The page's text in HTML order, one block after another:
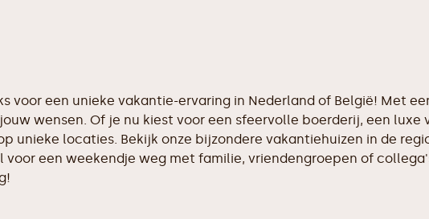
voor een unieke vakantie-ervaring in Nederland of België! Met
wensen. Of je nu kiest voor een sfeervolle boerderij, een luxe
unieke locaties. Bekijk onze bijzondere vakantiehuizen in de
een weekendje weg met familie, vriendengroepen of